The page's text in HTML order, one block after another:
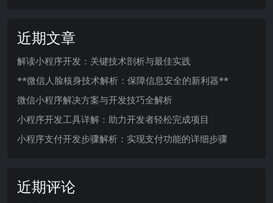
近期文章
解读小程序开发：关键技术剖析与最佳实践
**微信人脸核身技术解析：保障信息安全的新利器**
微信小程序解决方案与开发技巧全解析
小程序开发工具详解：助力开发者轻松完成项目
小程序支付开发步骤解析：实现支付功能的详细步骤
近期评论